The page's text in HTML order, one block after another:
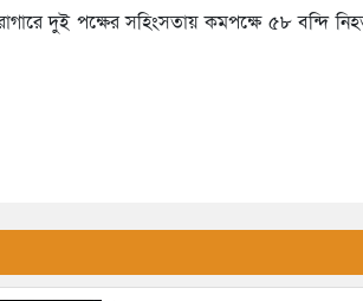
দুই পক্ষের সহিংসতায় কমপক্ষে ৫৮ বন্দি